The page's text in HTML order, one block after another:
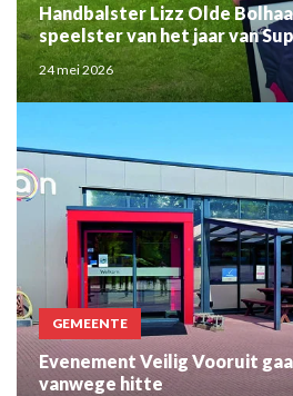
Handbalster Lizz Olde
speelster van het jaar van
Leaque Women
24 mei 2026
GEMEENTE
Evenement Veilig Vooruit
vanwege hitte